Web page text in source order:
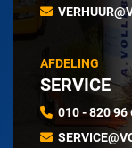
AFDELING
SERVICE
010 - 820 96